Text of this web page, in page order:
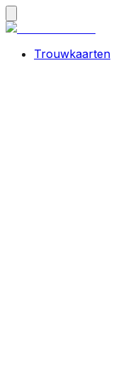
Trouwkaarten